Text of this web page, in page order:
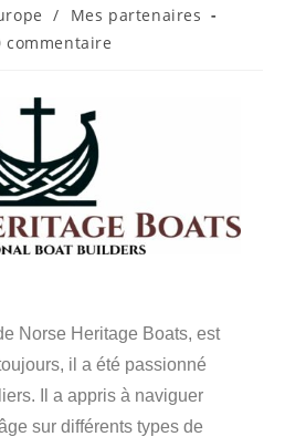
/
Mes partenaires
commentaire
Norse Heritage Boats, est
il a été passionné
Il a appris à naviguer
sur différents types de